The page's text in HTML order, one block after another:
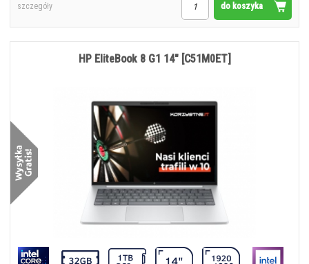
do koszyka
szczegóły
HP EliteBook 8 G1 14" [C51M0ET]